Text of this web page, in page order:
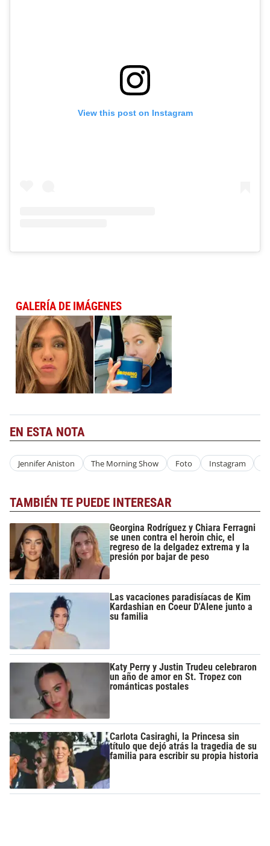
View this post on Instagram
GALERÍA DE IMÁGENES
EN ESTA NOTA
Jennifer Aniston The Morning Show Foto Instagram
TAMBIÉN TE PUEDE INTERESAR
Georgina Rodríguez y Chiara Ferragni
se unen contra el heroin chic, el
regreso de la delgadez extrema y la
presión por bajar de peso
Las vacaciones paradisíacas de Kim
Kardashian en Coeur D'Alene junto a
su familia
Katy Perry y Justin Trudeu celebraron
un año de amor en St. Tropez con
románticas postales
Carlota Casiraghi, la Princesa sin
título que dejó atrás la tragedia de su
familia para escribir su propia historia